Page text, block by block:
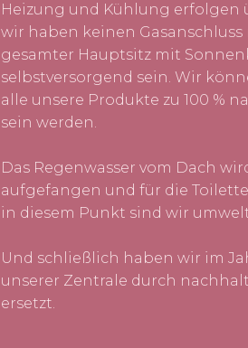
Heizung und Kühlung erfolgen
wir haben keinen Gasanschluss
gesamter Hauptsitz mit
selbstversorgend sein. Wir
alle unsere Produkte zu 100 %
sein werden.
Das Regenwasser vom Dach
aufgefangen und für die
in diesem Punkt sind wir
Und schließlich haben wir im
unserer Zentrale durch
ersetzt.